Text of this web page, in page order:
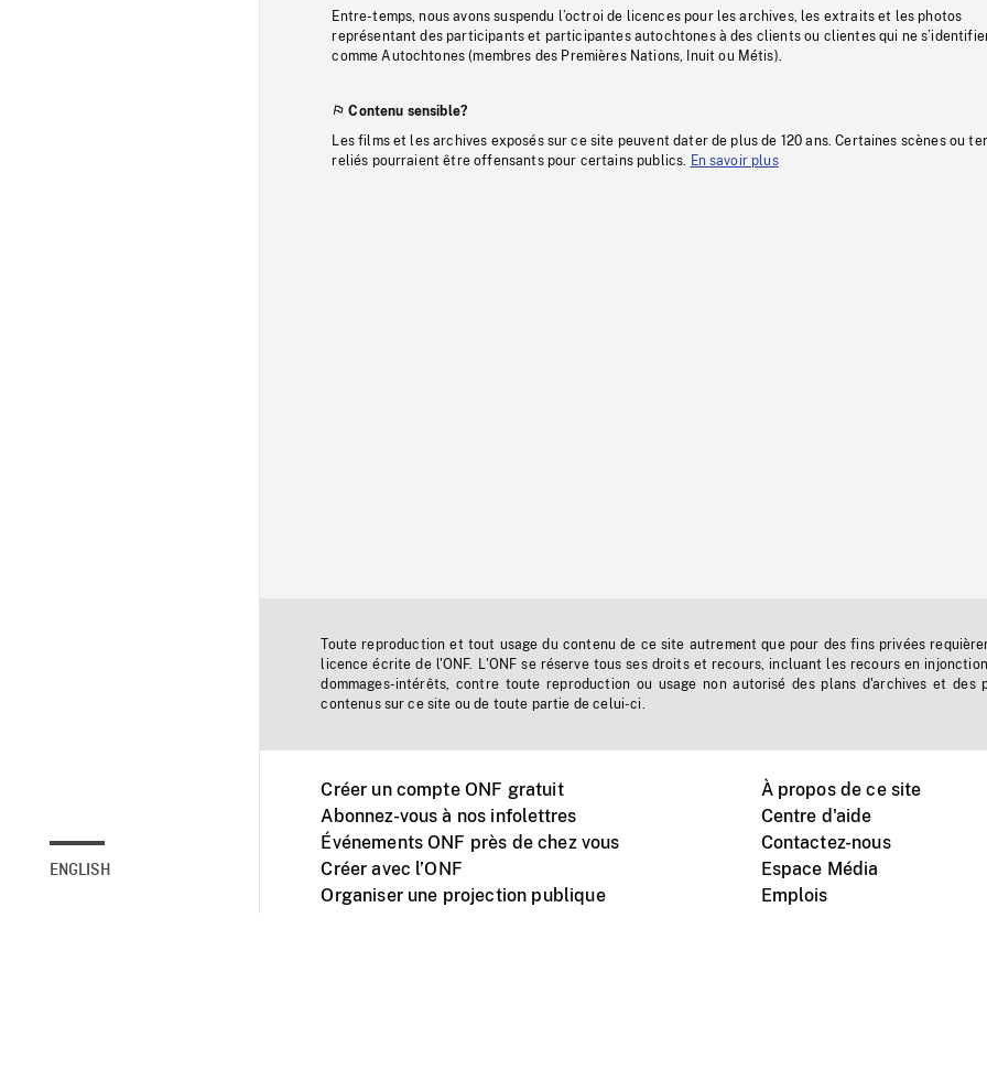
ENGLISH
Entre-temps, nous avons suspendu l’octroi de licences pour les archives, les extraits et les photos
représentant des participants et participantes autochtones à des clients ou clientes qui ne
comme Autochtones (membres des Premières Nations, Inuit ou Métis).
Contenu sensible?
Les films et les archives exposés sur ce site peuvent dater de plus de 120 ans. Certaines scènes ou
reliés pourraient être offensants pour certains publics.
En savoir plus
Toute reproduction et tout usage du contenu de ce site autrement que pour des fins privées
licence écrite de l'ONF. L'ONF se réserve tous ses droits et recours, incluant les recours en
dommages-intérêts, contre toute reproduction ou usage non autorisé des plans d'archives et des
contenus sur ce site ou de toute partie de celui-ci.
Créer un compte ONF gratuit
Abonnez-vous à nos infolettres
Événements ONF près de chez vous
Créer avec l’ONF
Organiser une projection publique
À propos de ce site
Centre d'aide
Contactez-nous
Espace Média
Emplois